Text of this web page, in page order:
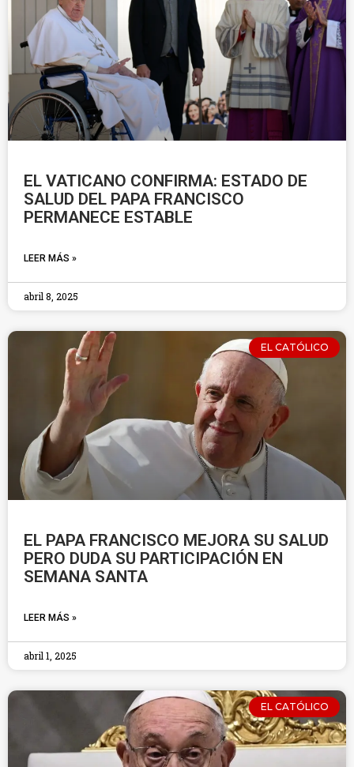
EL VATICANO CONFIRMA: ESTADO DE
SALUD DEL PAPA FRANCISCO
PERMANECE ESTABLE
LEER MÁS »
abril 8, 2025
EL CATÓLICO
EL PAPA FRANCISCO MEJORA SU SALUD
PERO DUDA SU PARTICIPACIÓN EN
SEMANA SANTA
LEER MÁS »
abril 1, 2025
EL CATÓLICO